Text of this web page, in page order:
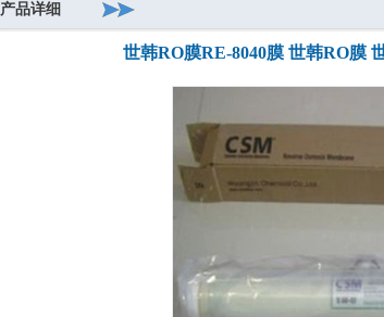
产品详细
世韩RO膜RE-8040膜 世韩RO膜